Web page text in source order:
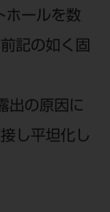
ールを数
記の如く固
出の原因に
し平坦化し